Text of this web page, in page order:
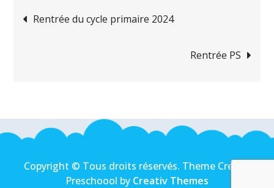
Navigation
Rentrée du cycle primaire 2024
Rentrée PS
Copyright © Tous droits réservés. Theme Creativ
Preschoool by Creativ Themes